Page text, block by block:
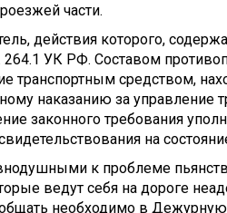
части.
действия которого,
264.1 УК РФ. Составом
транспортным средством,
наказанию за управление
законного требования
на
к проблеме
ведут себя на дороге
необходимо в Дежурную